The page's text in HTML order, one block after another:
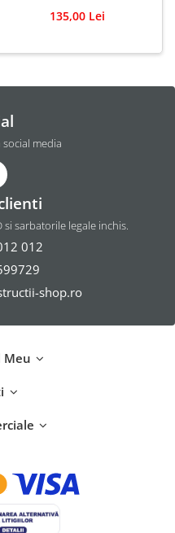
135,00 Lei
media
si sarbatorile legale inchis.
012
shop.ro
Meu